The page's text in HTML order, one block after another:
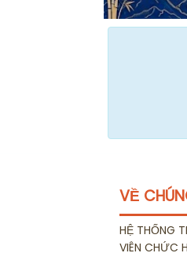
VỀ
HỆ THỐNG
VIÊN CHỨC